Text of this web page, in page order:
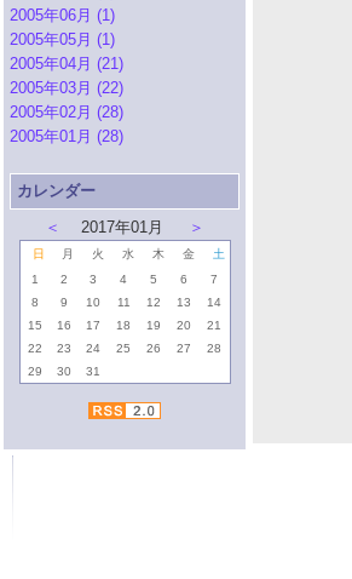
2005年06月 (1)
2005年05月 (1)
2005年04月 (21)
2005年03月 (22)
2005年02月 (28)
2005年01月 (28)
カレンダー
＜
2017年01月 ＞
日 月 火 水 木 金
土
1
2 3 4 5 6
7
8
9 10 11 12 13
14
15
16 17 18 19 20
21
22
23 24 25 26 27
28
29
30 31